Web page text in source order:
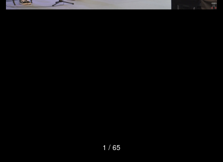
1 / 65